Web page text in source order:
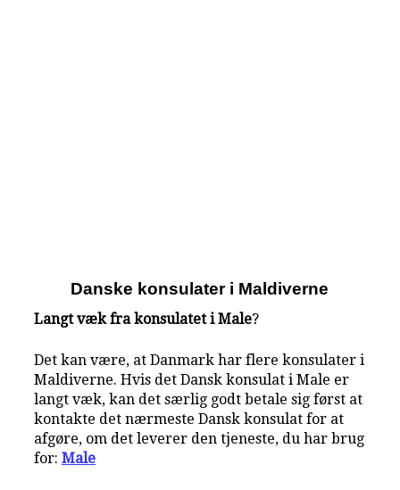
Danske konsulater i Maldiverne
Langt væk fra konsulatet i Male?
Det kan være, at Danmark har flere konsulater i
Maldiverne. Hvis det Dansk konsulat i Male er
langt væk, kan det særlig godt betale sig først at
kontakte det nærmeste Dansk konsulat for at
afgøre, om det leverer den tjeneste, du har brug
for:Male